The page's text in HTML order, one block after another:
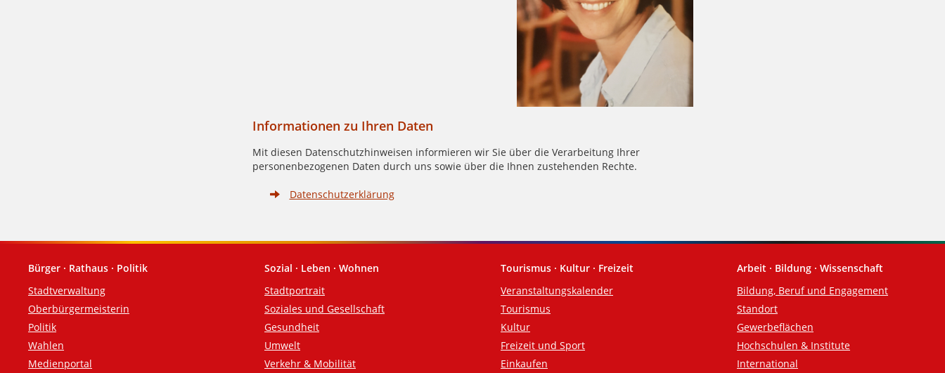
Informationen zu Ihren Daten
Mit diesen Datenschutzhinweisen informieren wir Sie über die Verarbeitung Ihrer
personenbezogenen Daten durch uns sowie über die Ihnen zustehenden Rechte.
Datenschutzerklärung
Fußzeile
Bürger · Rathaus · Politik
Stadtverwaltung
Oberbürgermeisterin
Politik
Wahlen
Medienportal
Sozial · Leben · Wohnen
Stadtportrait
Soziales und Gesellschaft
Gesundheit
Umwelt
Verkehr & Mobilität
Tourismus · Kultur · Freizeit
Veranstaltungskalender
Tourismus
Kultur
Freizeit und Sport
Einkaufen
Arbeit · Bildung · Wissenschaft
Bildung, Beruf und Engagement
Standort
Gewerbeflächen
Hochschulen & Institute
International